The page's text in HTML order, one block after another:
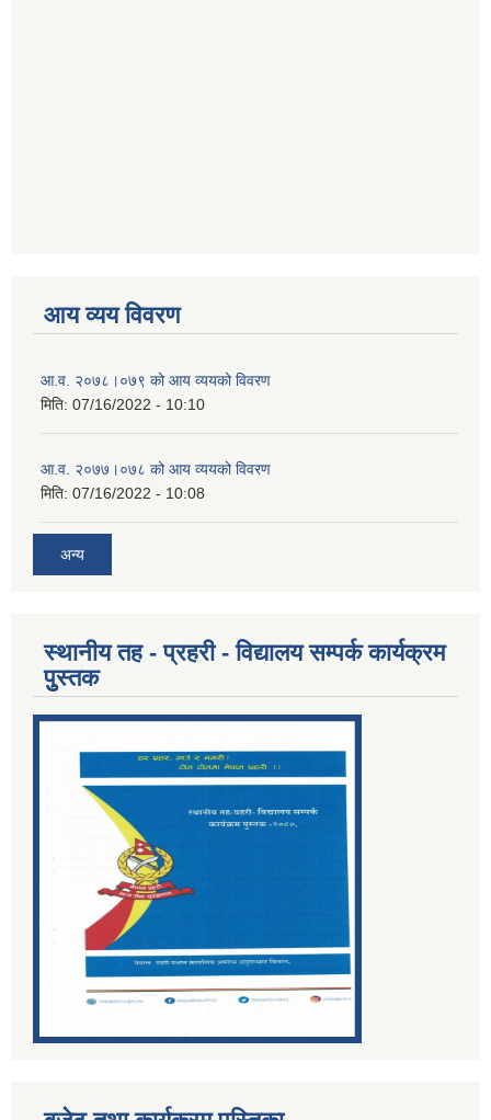
आय व्यय विवरण
आ.व. २०७८।०७९ को आय व्ययको विवरण
मिति: 07/16/2022 - 10:10
आ.व. २०७७।०७८ को आय व्ययको विवरण
मिति: 07/16/2022 - 10:08
अन्य
स्थानीय तह - प्रहरी - विद्यालय सम्पर्क कार्यक्रम
पुुस्तक